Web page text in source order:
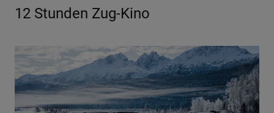
12 Stunden Zug-Kino